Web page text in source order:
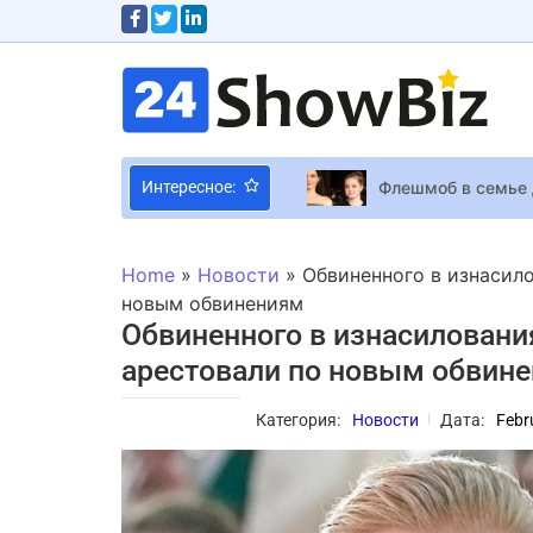
Интересное:
Флешмоб в семье
Paradox
Абсолютный
Звезда “Школы”
Другу Марички
Проблемы с
evoBOT –
Stuntman
Home » Новости » Обвиненного в
новым обвинениям
Обвиненного в
арестовали по новым
Категория: Новости Дата: